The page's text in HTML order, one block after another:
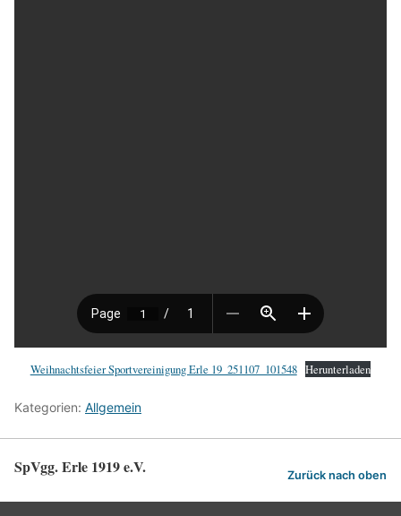
Weihnachtsfeier Sportvereinigung Erle 19_251107_101548 Herunterladen
Kategorien: Allgemein
SpVgg. Erle 1919 e.V. Zurück nach oben